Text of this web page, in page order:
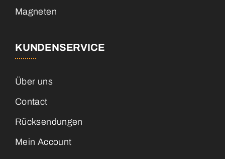
Magneten
KUNDENSERVICE
Über uns
Contact
Rücksendungen
Mein Account